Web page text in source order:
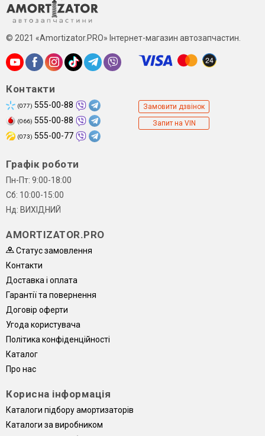
© 2021 «Amortizator.PRO» Інтернет-магазин автозапчастин.
Контакти
(077) 555-00-88
(066) 555-00-88
(073) 555-00-77
Замовити дзвінок
Запит на VIN
Графік роботи
Пн-Пт: 9:00-18:00
Сб: 10:00-15:00
Нд: ВИХІДНИЙ
AMORTIZATOR.PRO
Статус замовлення
Контакти
Доставка і оплата
Гарантії та повернення
Договір оферти
Угода користувача
Політика конфіденційності
Каталог
Про нас
Корисна інформація
Каталоги підбору амортизаторів
Каталоги за виробником